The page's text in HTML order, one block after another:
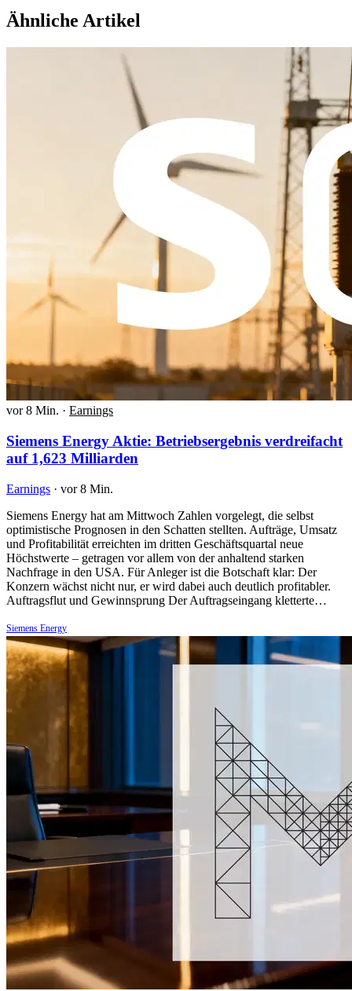
Ähnliche Artikel
vor 8 Min. · Earnings
Siemens Energy Aktie: Betriebsergebnis verdreifacht
auf 1,623 Milliarden
Earnings · vor 8 Min.
Siemens Energy hat am Mittwoch Zahlen vorgelegt, die selbst
optimistische Prognosen in den Schatten stellten. Aufträge, Umsatz
und Profitabilität erreichten im dritten Geschäftsquartal neue
Höchstwerte – getragen vor allem von der anhaltend starken
Nachfrage in den USA. Für Anleger ist die Botschaft klar: Der
Konzern wächst nicht nur, er wird dabei auch deutlich profitabler.
Auftragsflut und Gewinnsprung Der Auftragseingang kletterte…
Siemens Energy